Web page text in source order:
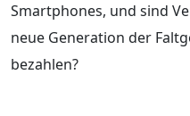
Smartphones, und sind
neue Generation der
bezahlen?